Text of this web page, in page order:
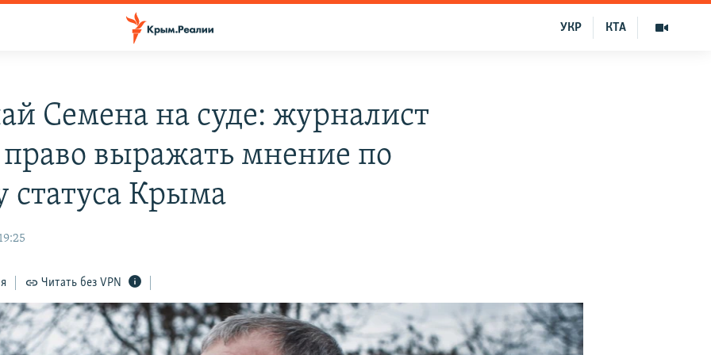
КТА
УКР
Семена на суде: журналист
выражать мнение по
статуса Крыма
Читать без VPN